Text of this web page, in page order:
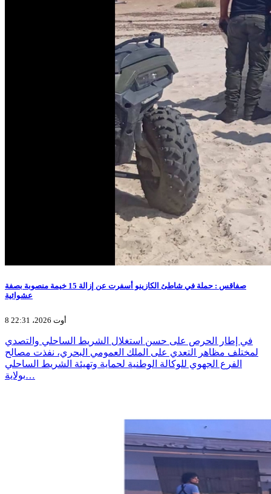
صفاقس : حملة في شاطئ الكازينو أسفرت عن إزالة 15 خيمة منصوبة بصفة
عشوائية
8 أوت 2026، 22:31
في إطار الحرص على حسن استغلال الشريط الساحلي والتصدي
لمختلف مظاهر التعدي على الملك العمومي البحري، نفذت مصالح
الفرع الجهوي للوكالة الوطنية لحماية وتهيئة الشريط الساحلي
بولاية…